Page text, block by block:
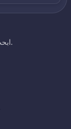
ابحث وراقب وعالج بيانات الاعتماد المخترقة في ثوانٍ.